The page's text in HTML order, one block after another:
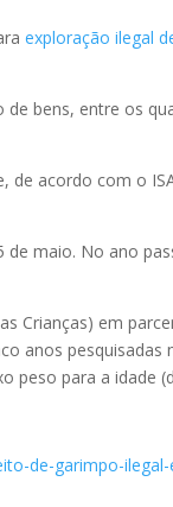
exploração ilegal
bens, entre os
de acordo com o
maio. No ano
Crianças) em
anos pesquisadas
peso para a idade
de-garimpo-